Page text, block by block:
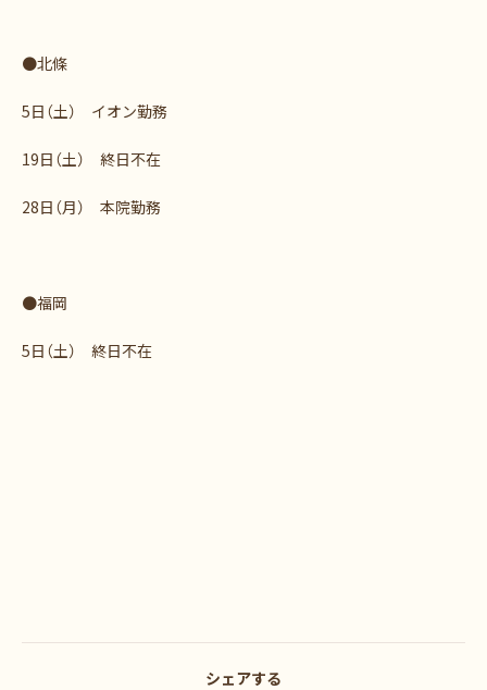
●北條
5日（土） イオン勤務
19日（土） 終日不在
28日（月） 本院勤務
●福岡
5日（土） 終日不在
シェアする